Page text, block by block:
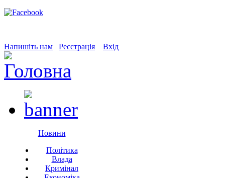
Напишіть нам Реєстрація Вхід
Новини
Політика
Влада
Кримінал